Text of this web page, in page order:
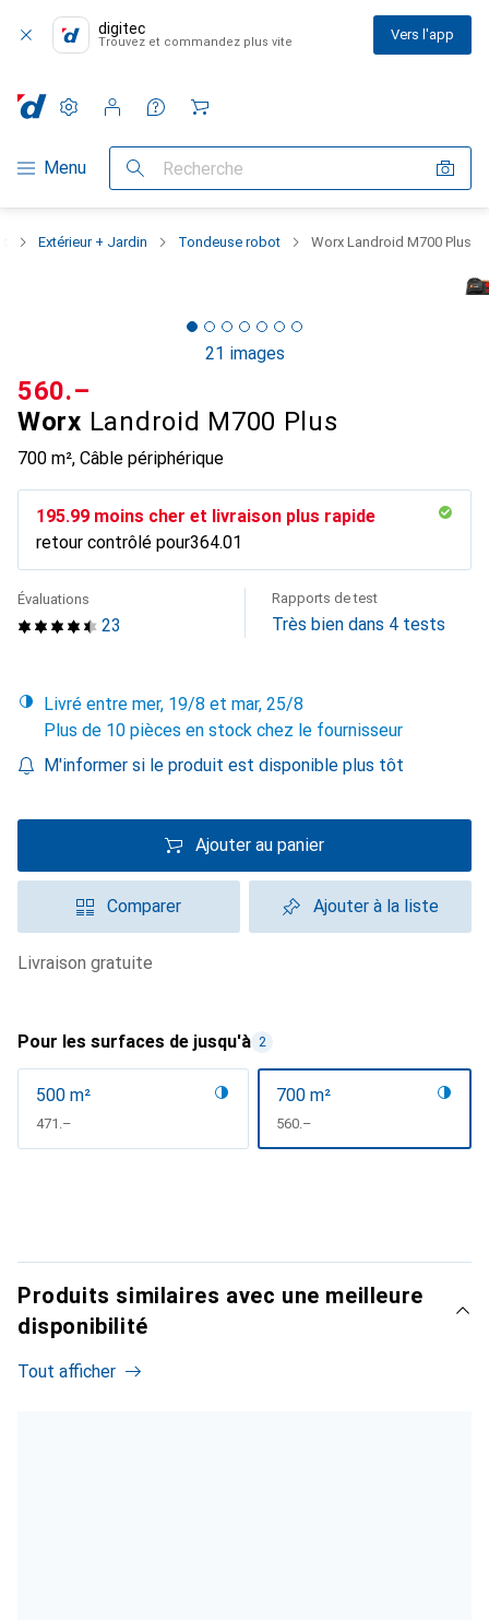
digitec
Trouvez et commandez plus vite Vers l'app
Navigation par catégorie
Menu Recherche
Paramètres
Compte client
Listes de comparaison
Listes d'envies
Panier
Extérieur + Jardin Tondeuse robot Worx Landroid M700 Plus
21 images
Worx Landroid M700 Plus
700 m², Câble périphérique
CHF
560.–
CHF
195.99 moins cher et livraison plus rapide
retour contrôlé pourCHF
364.01
23
Évaluations Rapports de test
Très bien dans 4 tests
Livré entre mer, 19/8 et mar, 25/8
Plus de 10 pièces en stock chez le fournisseur
M'informer si le produit est disponible plus tôt
Ajouter au panier
Comparer Ajouter à la liste
livraison gratuite
Pour les surfaces de jusqu'à 2
500 m²
CHF
471.–
700 m²
CHF
560.–
Produits similaires avec une meilleure
disponibilité
Tout afficher